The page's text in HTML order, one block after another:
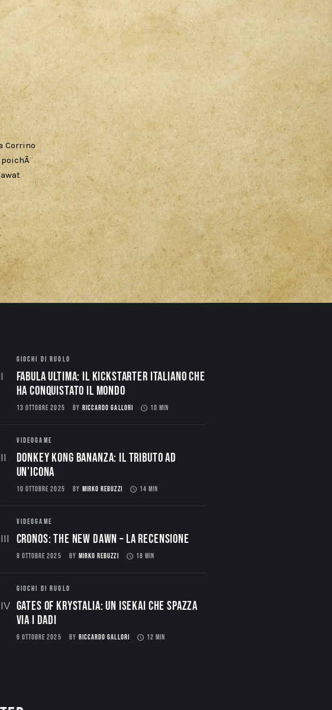
Corrino
GIOCHI DI RUOLO
Fabula Ultima: il Kickstarter italiano che
ha conquistato il mondo
13 OTTOBRE 2025 BY RICCARDO GALLORI 10 MIN
VIDEOGAME
Donkey Kong Bananza: Il Tributo ad
un’Icona
10 OTTOBRE 2025 BY MIRKO REBUZZI 14 MIN
VIDEOGAME
CRONOS: THE NEW DAWN – La Recensione
8 OTTOBRE 2025 BY MIRKO REBUZZI 18 MIN
GIOCHI DI RUOLO
Gates of Krystalia: Un Isekai che spazza
via i dadi
6 OTTOBRE 2025 BY RICCARDO GALLORI 12 MIN